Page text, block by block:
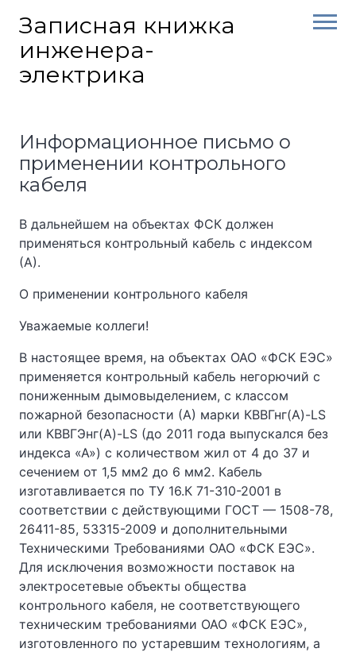
content
Записная книжка
инженера-
электрика
Информационное письмо о
применении контрольного
кабеля
В дальнейшем на объектах ФСК должен
применяться контрольный кабель с индексом
(А).
О применении контрольного кабеля
Уважаемые коллеги!
В настоящее время, на объектах ОАО «ФСК ЕЭС»
применяется контрольный кабель негорючий с
пониженным дымовыделением, с классом
пожарной безопасности (А) марки КВВГнг(А)-LS
или КВВГЭнг(А)-LS (до 2011 года выпускался без
индекса «А») с количеством жил от 4 до 37 и
сечением от 1,5 мм2 до 6 мм2. Кабель
изготавливается по ТУ 16.К 71-310-2001 в
соответствии с действующими ГОСТ — 1508-78,
26411-85, 53315-2009 и дополнительными
Техническими Требованиями ОАО «ФСК ЕЭС».
Для исключения возможности поставок на
электросетевые объекты общества
контрольного кабеля, не соответствующего
техническим требованиями ОАО «ФСК ЕЭС»,
изготовленного по устаревшим технологиям, а